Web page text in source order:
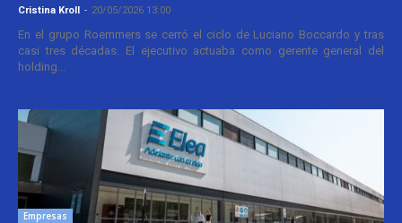
Cristina Kroll - 20/05/2026 13:00
En el grupo Roemmers se cerró el ciclo de Luciano Boccardo y tras
casi tres décadas. El ejecutivo actuaba como gerente general del
holding...
Empresas